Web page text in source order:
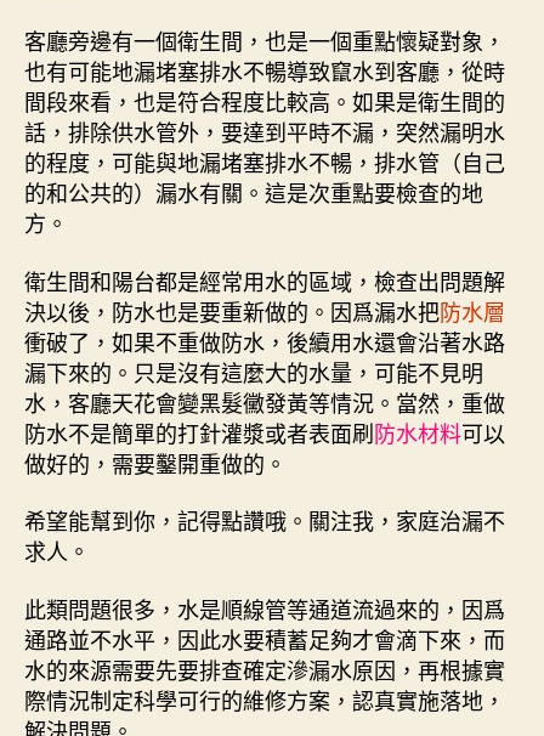
客廳旁邊有一個衛生間，也是一個重點懷疑對象，
也有可能地漏堵塞排水不暢導致竄水到客廳，從時
間段來看，也是符合程度比較高。如果是衛生間的
話，排除供水管外，要達到平時不漏，突然漏明水
的程度，可能與地漏堵塞排水不暢，排水管（自己
的和公共的）漏水有關。這是次重點要檢查的地
方。
衛生間和陽台都是經常用水的區域，檢查出問題解
決以後，防水也是要重新做的。因爲漏水把防水層
衝破了，如果不重做防水，後續用水還會沿著水路
漏下來的。只是沒有這麼大的水量，可能不見明
水，客廳天花會變黑髮黴發黃等情況。當然，重做
防水不是簡單的打針灌漿或者表面刷防水材料可以
做好的，需要鑿開重做的。
希望能幫到你，記得點讚哦。關注我，家庭治漏不
求人。
此類問題很多，水是順線管等通道流過來的，因爲
通路並不水平，因此水要積蓄足夠才會滴下來，而
水的來源需要先要排查確定滲漏水原因，再根據實
際情況制定科學可行的維修方案，認真實施落地，
解決問題。